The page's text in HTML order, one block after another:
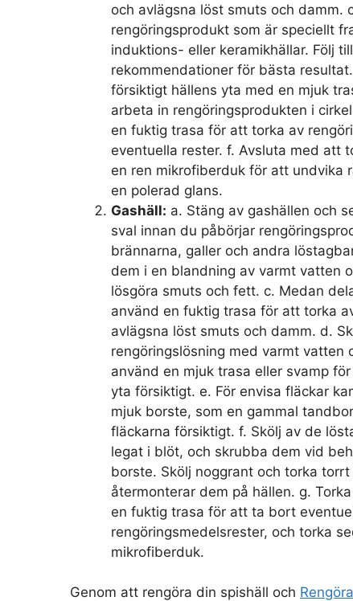
och avlägsna löst smuts och damm.
rengöringsprodukt som är speciellt
induktions- eller keramikhällar. Följ
rekommendationer för bästa
försiktigt hällens yta med en mjuk
arbeta in rengöringsprodukten i
en fuktig trasa för att torka av
eventuella rester. f. Avsluta med att
en ren mikrofiberduk för att undvika
en polerad glans.
Gashäll: a. Stäng av gashällen och
sval innan du påbörjar
brännarna, galler och andra
dem i en blandning av varmt vatten
lösgöra smuts och fett. c. Medan
använd en fuktig trasa för att torka
avlägsna löst smuts och damm. d.
rengöringslösning med varmt vatten
använd en mjuk trasa eller svamp
yta försiktigt. e. För envisa fläckar
mjuk borste, som en gammal
fläckarna försiktigt. f. Skölj av de
legat i blöt, och skrubba dem vid
borste. Skölj noggrant och torka torrt
återmonterar dem på hällen. g.
en fuktig trasa för att ta bort
rengöringsmedelsrester, och torka
mikrofiberduk.
Genom att rengöra din spishäll och